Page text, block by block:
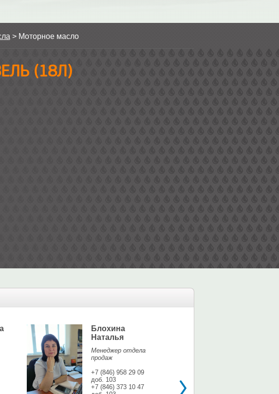
> Моторное масло
(18Л)
Блохина
Наталья
Менеджер отдела
продаж
+7 (846) 958 29 09
доб. 103
+7 (846) 373 10 47